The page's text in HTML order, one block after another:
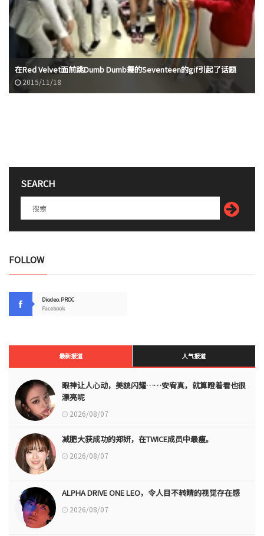
在Red Velvet面前跳Dumb Dumb舞的Seventeen的gif引起了话题
2015/11/18
SEARCH
FOLLOW
Diodeo.PROC
Facebook
最新报道 人气报道
眼神让人心动，美貌闪耀……安宥真，就算瞪着看也很
漂亮呢
2026/08/07
减肥大获成功的郑妍，在TWICE成员中最瘦。
2026/08/07
ALPHA DRIVE ONE LEO，令人目不转睛的视觉存在感
2026/08/07